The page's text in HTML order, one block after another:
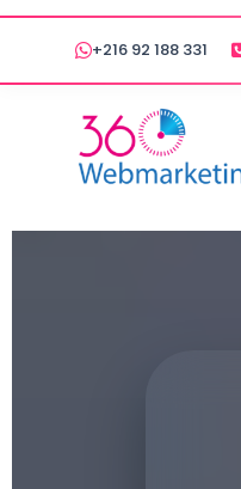
+216 92 188 331